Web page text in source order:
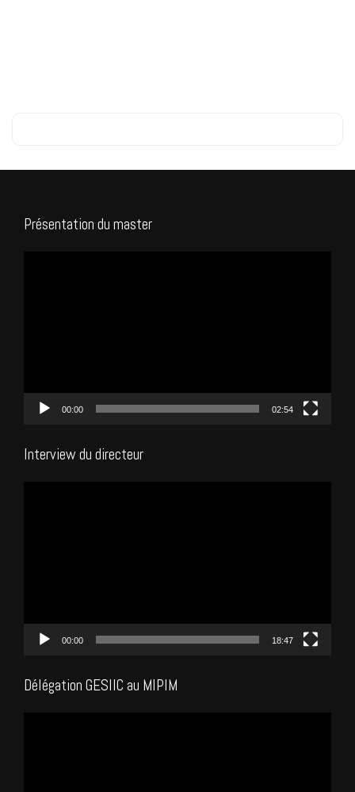
Présentation du master
00:00 02:54
Interview du directeur
00:00 18:47
Délégation GESIIC au MIPIM